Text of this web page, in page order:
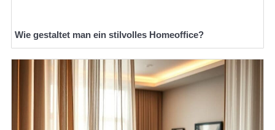
Wie gestaltet man ein stilvolles Homeoffice?